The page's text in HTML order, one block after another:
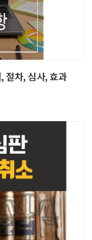
절차, 심사, 효과